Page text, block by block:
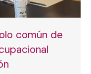
común de